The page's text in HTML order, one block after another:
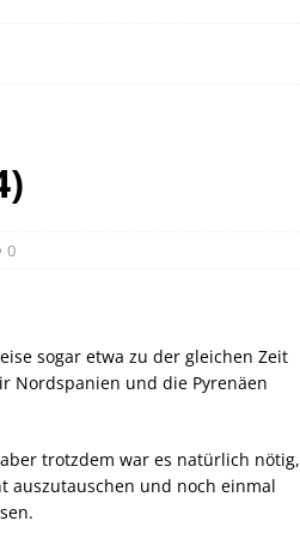
0
sogar etwa zu der gleichen Zeit
Nordspanien und die Pyrenäen
trotzdem war es natürlich nötig,
auszutauschen und noch einmal